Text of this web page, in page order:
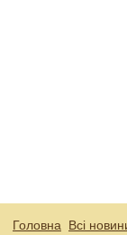
Головна Всі